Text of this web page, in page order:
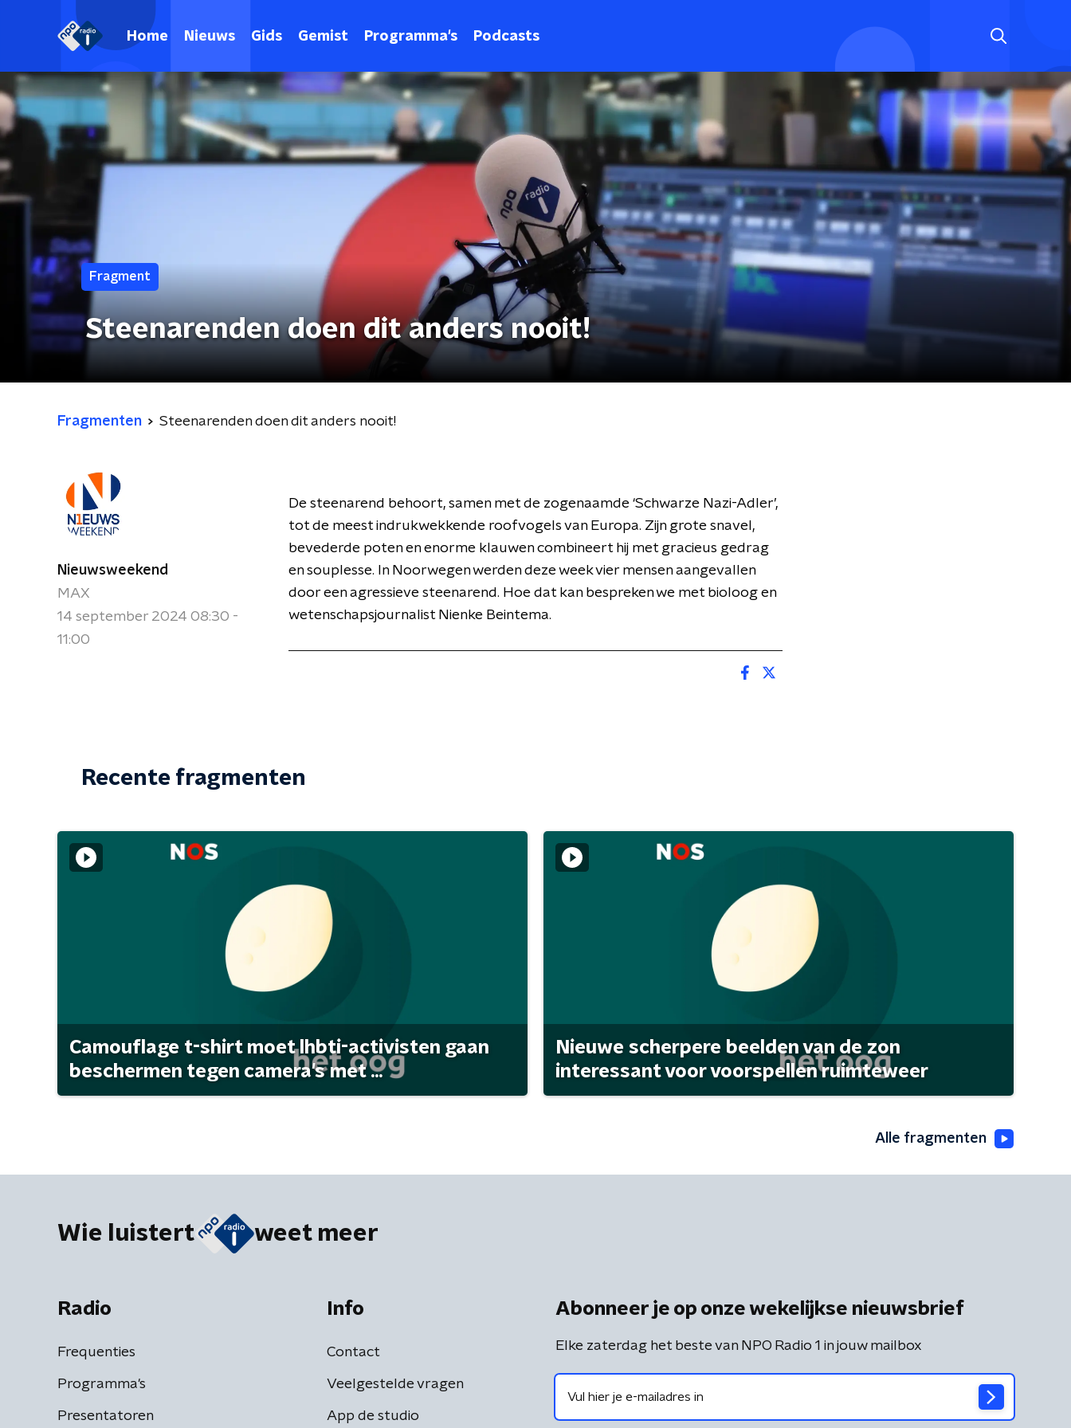
Home Nieuws Gids Gemist Programma's Podcasts
Fragment
Steenarenden doen dit anders nooit!
Fragmenten Steenarenden doen dit anders nooit!
Nieuwsweekend
MAX
14 september 2024 08:30 -
11:00
De steenarend behoort, samen met de zogenaamde ‘Schwarze Nazi-Adler’,
tot de meest indrukwekkende roofvogels van Europa. Zijn grote snavel,
bevederde poten en enorme klauwen combineert hij met gracieus gedrag
en souplesse. In Noorwegen werden deze week vier mensen aangevallen
door een agressieve steenarend. Hoe dat kan bespreken we met bioloog en
wetenschapsjournalist Nienke Beintema.
Recente fragmenten
Camouflage t-shirt moet lhbti-activisten gaan
beschermen tegen camera's met ...
Nieuwe scherpere beelden van de zon
interessant voor voorspellen ruimteweer
Alle fragmenten
Wie luistert weet meer
Radio
Frequenties
Programma's
Presentatoren
Info
Contact
Veelgestelde vragen
App de studio
Abonneer je op onze wekelijkse nieuwsbrief
Elke zaterdag het beste van NPO Radio 1 in jouw mailbox